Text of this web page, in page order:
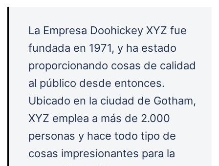
La Empresa Doohickey XYZ fue
fundada en 1971, y ha estado
proporcionando cosas de calidad
al público desde entonces.
Ubicado en la ciudad de Gotham,
XYZ emplea a más de 2.000
personas y hace todo tipo de
cosas impresionantes para la